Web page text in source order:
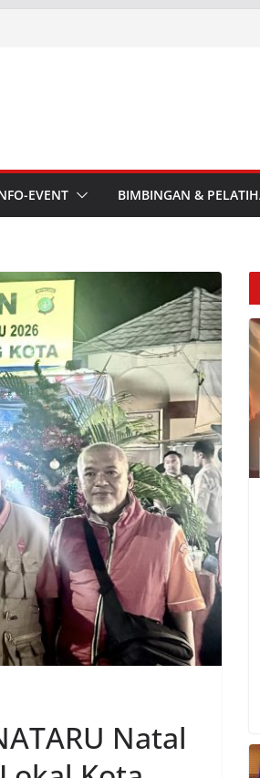
EVENT BIMBINGAN &
Natal